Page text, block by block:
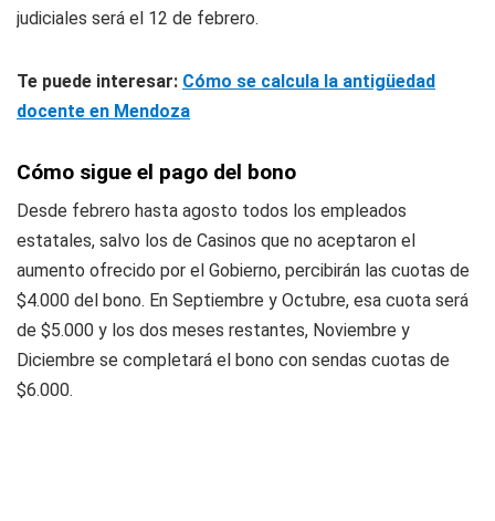
judiciales será el 12 de febrero.
Te puede interesar: Cómo se calcula la antigüedad
docente en Mendoza
Cómo sigue el pago del bono
Desde febrero hasta agosto todos los empleados
estatales, salvo los de Casinos que no aceptaron el
aumento ofrecido por el Gobierno, percibirán las cuotas de
$4.000 del bono. En Septiembre y Octubre, esa cuota será
de $5.000 y los dos meses restantes, Noviembre y
Diciembre se completará el bono con sendas cuotas de
$6.000.